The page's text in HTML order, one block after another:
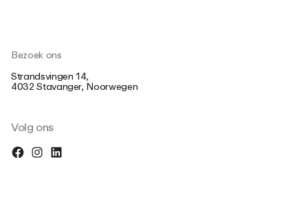
Volg ons
Bezoek ons
Strandsvingen 14,
4032 Stavanger, Noorwegen